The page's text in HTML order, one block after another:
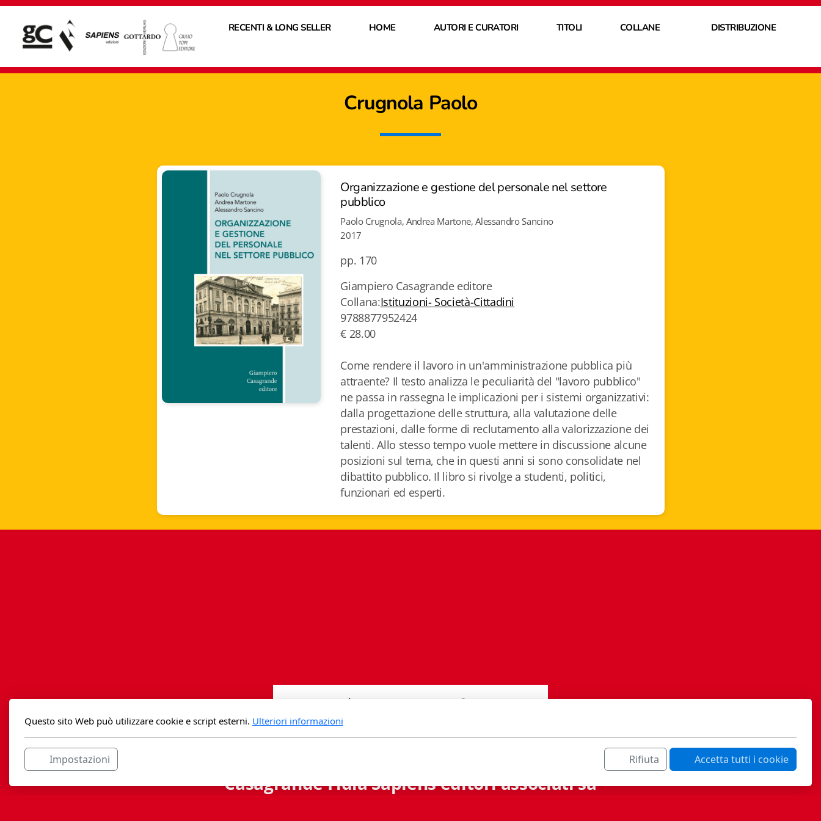
RECENTI & LONG SELLER HOME AUTORI E CURATORI TITOLI COLLANE DISTRIBUZIONE
Crugnola Paolo
Organizzazione e gestione del personale nel settore
pubblico
Paolo Crugnola, Andrea Martone, Alessandro Sancino
2017
pp. 170
Giampiero Casagrande editore
Collana:Istituzioni- Società-Cittadini
9788877952424
€ 28.00
Come rendere il lavoro in un'amministrazione pubblica più
attraente? Il testo analizza le peculiarità del "lavoro pubblico"
ne passa in rassegna le implicazioni per i sistemi organizzativi:
dalla progettazione delle struttura, alla valutazione delle
prestazioni, dalle forme di reclutamento alla valorizzazione dei
talenti. Allo stesso tempo vuole mettere in discussione alcune
posizioni sul tema, che in questi anni si sono consolidate nel
dibattito pubblico. Il libro si rivolge a studenti, politici,
funzionari ed esperti.
Casagrande Fidia Sapiens editori associati sa
Questo sito Web può utilizzare cookie e script esterni. Ulteriori informazioni
Impostazioni Rifiuta Accetta tutti i cookie